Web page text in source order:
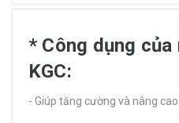
* Công dụng
KGC:
- Giúp tăng cường và nâng